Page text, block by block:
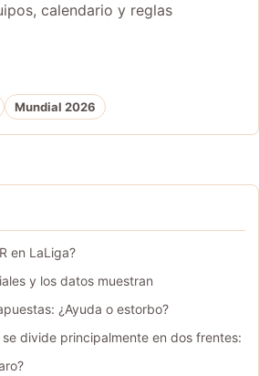
en LaLiga?
y los datos muestran
¿Ayuda o estorbo?
se divide principalmente en dos frentes:
calendario y reglas
Mundial 2026